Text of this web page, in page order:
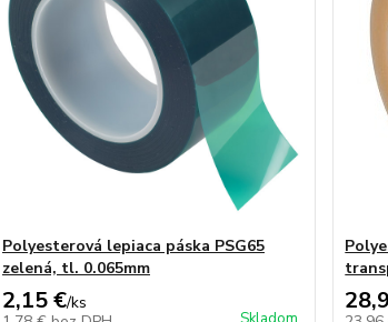
Polyesterová lepiaca páska PSG65
zelená, tl. 0.065mm
2,15 €/ks